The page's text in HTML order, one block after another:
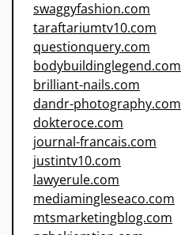
swaggyfashion.com
taraftariumtv10.com
questionquery.com
bodybuildinglegend.com
brilliant-nails.com
dandr-photography.com
dokteroce.com
journal-francais.com
justintv10.com
lawyerule.com
mediamingleseaco.com
mtsmarketingblog.com